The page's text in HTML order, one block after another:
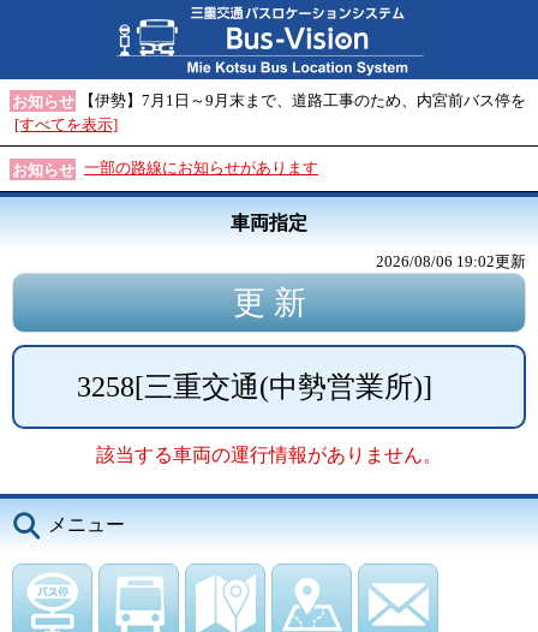
お知らせ
【伊勢】7月1日～9月末まで、道路工事のため、内宮前バス停を
[すべてを表示]
お知らせ 一部の路線にお知らせがあります
車両指定
2026/08/06 19:02更新
3258[三重交通(中勢営業所)]
該当する車両の運行情報がありません。
メニュー